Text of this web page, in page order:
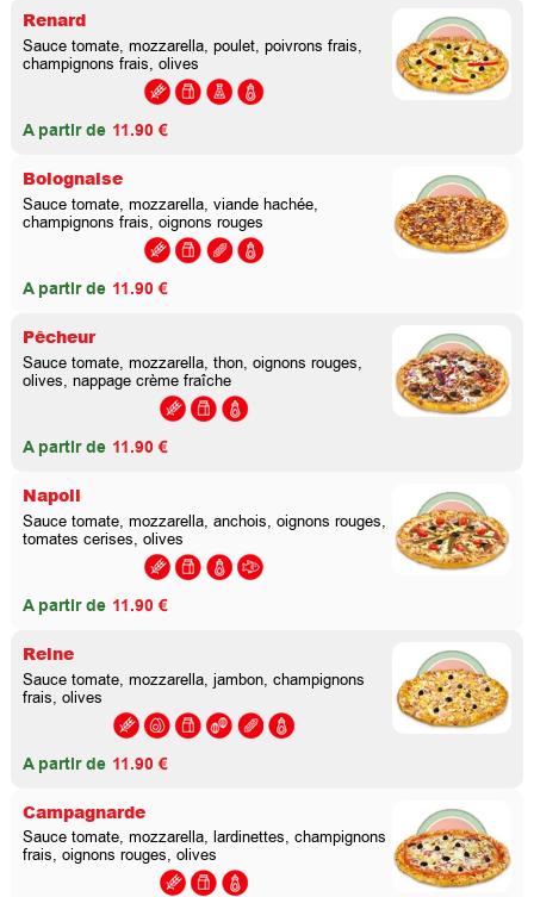
Renard
Sauce tomate, mozzarella, poulet, poivrons frais,
champignons frais, olives
A partir de 11.90 €
Bolognaise
Sauce tomate, mozzarella, viande hachée,
champignons frais, oignons rouges
A partir de 11.90 €
Pêcheur
Sauce tomate, mozzarella, thon, oignons rouges,
olives, nappage crème fraîche
A partir de 11.90 €
Napoli
Sauce tomate, mozzarella, anchois, oignons rouges,
tomates cerises, olives
A partir de 11.90 €
Reine
Sauce tomate, mozzarella, jambon, champignons
frais, olives
A partir de 11.90 €
Campagnarde
Sauce tomate, mozzarella, lardinettes, champignons
frais, oignons rouges, olives